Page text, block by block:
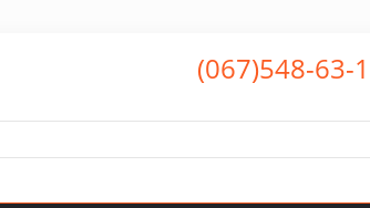
(067)548-63-